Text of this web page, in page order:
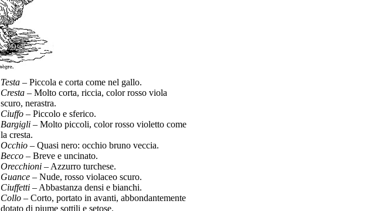
Testa – Piccola e corta come nel gallo.
Cresta – Molto corta, riccia, color rosso viola
scuro, nerastra.
Ciuffo – Piccolo e sferico.
Bargigli – Molto piccoli, color rosso violetto come
la cresta.
Occhio – Quasi nero: occhio bruno veccia.
Becco – Breve e uncinato.
Orecchioni – Azzurro turchese.
Guance – Nude, rosso violaceo scuro.
Ciuffetti – Abbastanza densi e bianchi.
Collo – Corto, portato in avanti, abbondantemente
dotato di piume sottili e setose.